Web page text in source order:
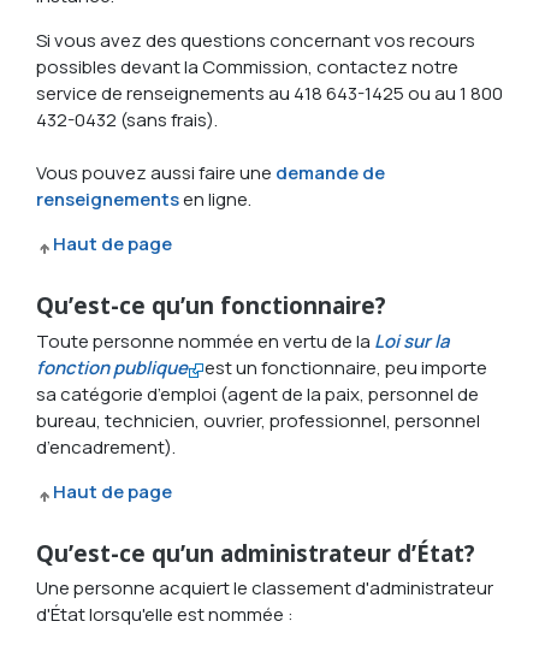
Si vous avez des questions concernant vos recours
possibles devant la Commission, contactez notre
service de renseignements au 418 643-1425 ou au 1 800
432-0432 (sans frais).
Vous pouvez aussi faire une demande de
renseignementsen ligne.
Haut de page
Qu’est-ce qu’un fonctionnaire?
Toute personne nommée en vertu de la Loi sur la
fonction publique
est un fonctionnaire, peu importe
sa catégorie d’emploi (agent de la paix, personnel de
bureau, technicien, ouvrier, professionnel, personnel
d’encadrement).
Haut de page
Qu’est-ce qu’un administrateur d’État?
Une personne acquiert le classement d'administrateur
d'État lorsqu'elle est nommée :